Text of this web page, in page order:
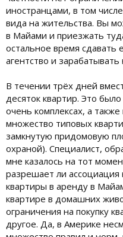
иностранцами, в том
вида на жительства. Вы
в Майами и приезжать
остальное время
агентство и зарабатывать
В течении трёх дней
десяток квартир. Это
очень комплексах, а
множество типовых
замкнутую придомовую
охраной). Специалист,
мне казалось на тот
разрешает ли ассоциация
квартиры в аренду в
квартире в домашних
ограничения на покупку
другое. Да, в Америке